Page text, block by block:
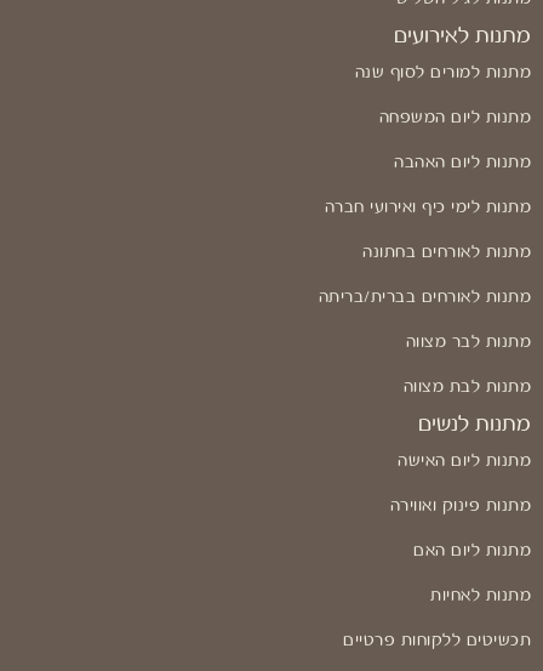
מתנות לאירועים
מתנות למורים לסוף שנה
מתנות ליום המשפחה
מתנות ליום האהבה
מתנות לימי כיף ואירועי חברה
מתנות לאורחים בחתונה
מתנות לאורחים בברית/בריתה
מתנות לבר מצווה
מתנות לבת מצווה
מתנות לנשים
מתנות ליום האישה
מתנות פינוק ואווירה
מתנות ליום האם
מתנות לאחיות
תכשיטים ללקוחות פרטיים